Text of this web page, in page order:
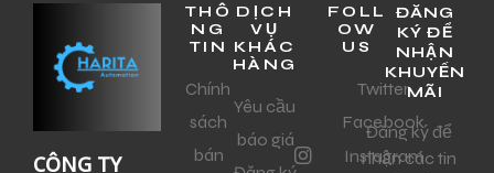
CÔNG TY
THÔ
NG
TIN
Chính
sách
bán
DỊCH
VỤ
KHÁC
HÀNG
Yêu cầu
báo giá
FOLL
OW
US
Twitter
Facebook
Instagram
ĐĂNG
KÝ ĐỂ
NHẬN
KHUYẾN
MÃI
Đăng ký để
nhận các tin